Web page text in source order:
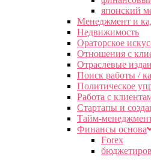
японский
Менеджмент и
Недвижимость
Ораторское
Отношения с
Отраслевые
Поиск работы /
Политическое
Работа с
Стартапы и
Тайм-
Финансы основа
Forex